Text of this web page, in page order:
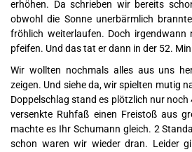
erhöhen. Da schrieben wir bereits
obwohl die Sonne unerbärmlich
fröhlich weiterlaufen. Doch irgendwann
pfeifen. Und das tat er dann in der 52.
Wir wollten nochmals alles aus uns
zeigen. Und siehe da, wir spielten mutig
Doppelschlag stand es plötzlich nur noch
versenkte Ruhfaß einen Freistoß aus
machte es Ihr Schumann gleich. 2
schon waren wir wieder dran. Leider